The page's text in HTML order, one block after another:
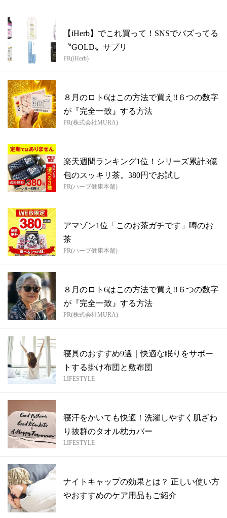
【iHerb】でこれ買って！SNSでバズってる
〝GOLD〟サプリ
PR(iHerb)
８月のロト6はこの方法で買え!!６つの数字
が『完全一致』する方法
PR(株式会社MURA)
楽天週間ランキング1位！シリーズ累計3億
包のスッキリ茶。380円でお試し
PR(ハーブ健康本舗)
アマゾン1位「このお茶ガチです」噂のお
茶
PR(ハーブ健康本舗)
８月のロト6はこの方法で買え!!６つの数字
が『完全一致』する方法
PR(株式会社MURA)
寝具のおすすめ9選｜快適な眠りをサポー
トする掛け布団と敷布団
LIFESTYLE
寝汗をかいても快適！洗濯しやすく肌ざわ
り抜群のタオル枕カバー
LIFESTYLE
ナイトキャップの効果とは？ 正しい使い方
やおすすめのケア用品もご紹介